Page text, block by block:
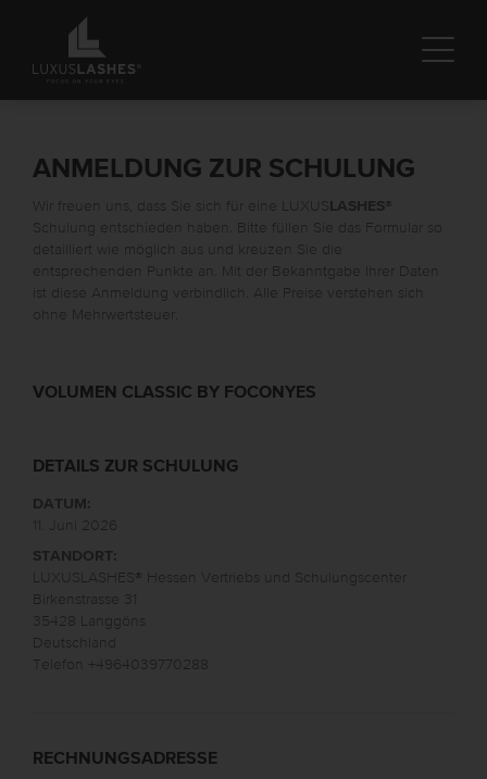
ANMELDUNG ZUR SCHULUNG
Wir freuen uns, dass Sie sich für eine LUXUS LASHES ®
Schulung entschieden haben. Bitte füllen Sie das Formular so
detailliert wie möglich aus und kreuzen Sie die
entsprechenden Punkte an. Mit der Bekanntgabe Ihrer Daten
ist diese Anmeldung verbindlich. Alle Preise verstehen sich
ohne Mehrwertsteuer.
VOLUMEN CLASSIC BY FOCONYES
DETAILS ZUR SCHULUNG
DATUM:
11. Juni 2026
STANDORT:
LUXUSLASHES® Hessen Vertriebs und Schulungscenter
Birkenstrasse 31
35428
Langgöns
Deutschland
Telefon +4964039770288
RECHNUNGSADRESSE